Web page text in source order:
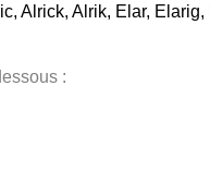
, Alrick, Alrik, Elar, Elarig,
: